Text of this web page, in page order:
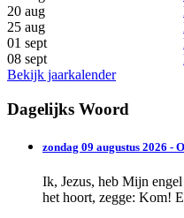
20 aug
25 aug
01 sept
08 sept
Bekijk jaarkalender
Dagelijks Woord
zondag 09 augustus 2026 -
Ik, Jezus, heb Mijn
het hoort, zegge: Kom!